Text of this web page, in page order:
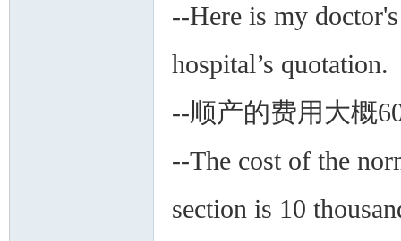
--Here is my
hospital’s quotation.
--顺产的费用大概
--The cost of the
section is 10